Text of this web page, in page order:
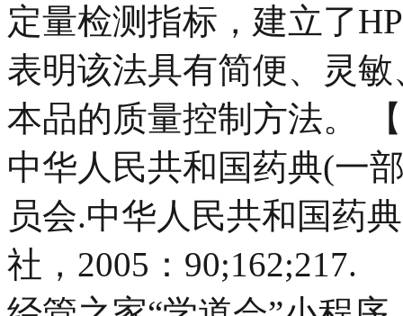
定量检测指标，建立了
表明该法具有简便、灵
本品的质量控制方法。
中华人民共和国药典(一
员会.中华人民共和国药
社，2005：90;162;217.